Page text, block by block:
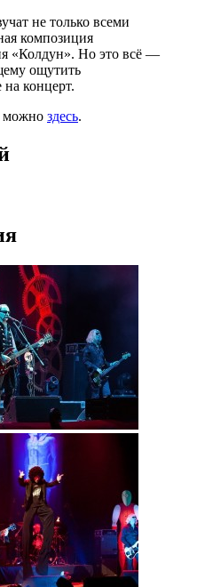
не только всеми
композиция
«Колдун». Но это всё —
ощутить
концерт.
можно здесь.